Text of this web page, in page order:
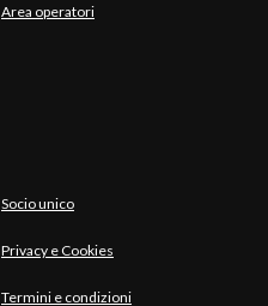
Area operatori
Socio unico
Privacy e Cookies
Termini e condizioni